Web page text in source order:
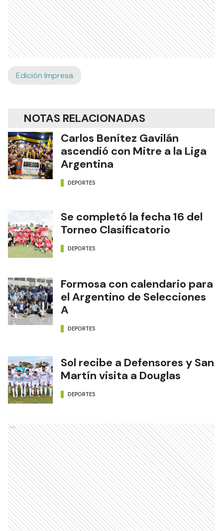
Edición Impresa
NOTAS RELACIONADAS
Carlos Benítez Gavilán
ascendió con Mitre a la Liga
Argentina
DEPORTES
Se completó la fecha 16 del
Torneo Clasificatorio
DEPORTES
Formosa con calendario para
el Argentino de Selecciones
A
DEPORTES
Sol recibe a Defensores y San
Martín visita a Douglas
DEPORTES
Ads